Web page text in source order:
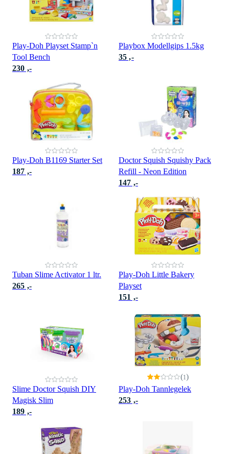
Play-Doh Playset Stamp`n
Tool Bench
230 ,-
Playbox Modellgips 1.5kg
35 ,-
Play-Doh B1169 Starter Set
187 ,-
Doctor Squish Squishy Pack
Refill - Neon Edition
147 ,-
Tuban Slime Activator 1 ltr.
265 ,-
Play-Doh Little Bakery
Playset
151 ,-
Slime Doctor Squish DIY
Magisk Slim
189 ,-
Play-Doh Tannlegelek
(1)
253 ,-